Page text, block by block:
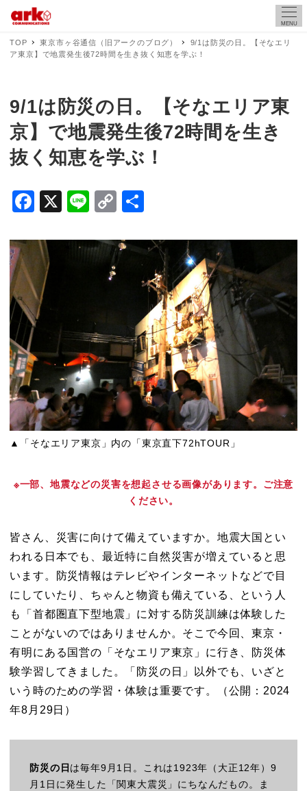
MENU
TOP 東京市ヶ谷通信（旧アークのブログ）
9/1は防災の日。【そなエリ
ア東京】で地震発生後72時間を生き抜く知恵を学ぶ！
9/1は防災の日。【そなエリア東
京】で地震発生後72時間を生き
抜く知恵を学ぶ！
F
c
e
b
o
o
k
X
Li
e
C
p
y
k
▲「そなエリア東京」内の「東京直下72hTOUR」
※一部、地震などの災害を想起させる画像があります。ご注意
ください。
皆さん、災害に向けて備えていますか。地震大国とい
われる日本でも、最近特に自然災害が増えていると思
います。防災情報はテレビやインターネットなどで目
にしていたり、ちゃんと物資も備えている、という人
も「首都圏直下型地震」に対する防災訓練は体験した
ことがないのではありませんか。そこで今回、東京・
有明にある国営の「そなエリア東京」に行き、防災体
験学習してきました。「防災の日」以外でも、いざと
いう時のための学習・体験は重要です。（公開：2024
年8月29日）
防災の日 は毎年9月1日。これは1923年（大正12年）9
月1日に発生した「関東大震災」にちなんだもの。ま